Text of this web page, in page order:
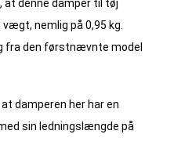
at denne damper til tøj
nemlig på 0,95 kg.
fra den førstnævnte model
damperen her har en
sin ledningslængde på